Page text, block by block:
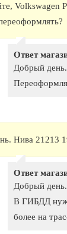
Volkswagen
Ответ
Добрый день.
Нива 21213
Ответ
Добрый день.
В ГИБДД
более на